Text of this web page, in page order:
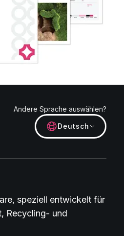
Andere Sprache auswählen?
Deutsch
speziell entwickelt für
Recycling- und